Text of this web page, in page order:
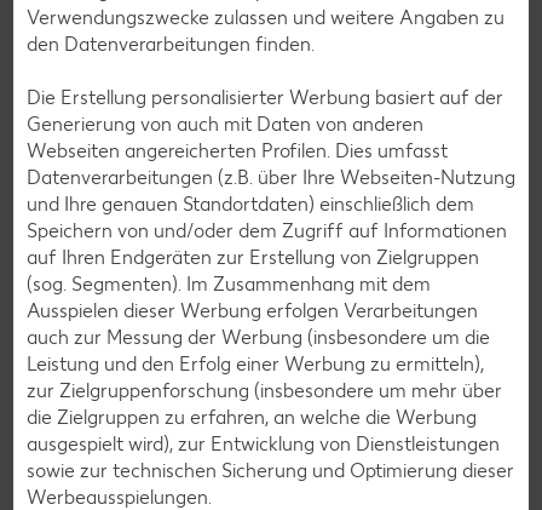
Smoothie-Rezepte
Cocktail-Rezepte
Avocado-Rezepte
Erdbeer-Rezepte
Blaubeer-Rezepte
Bananen-Rezepte
Zurück zu allen Rezepten
Verwendungszwecke zulassen und weitere Angaben zu
den Datenverarbeitungen finden.
Die Erstellung personalisierter Werbung basiert auf der
Generierung von auch mit Daten von anderen
Webseiten angereicherten Profilen. Dies umfasst
Datenverarbeitungen (z.B. über Ihre Webseiten-Nutzung
und Ihre genauen Standortdaten) einschließlich dem
Speichern von und/oder dem Zugriff auf Informationen
auf Ihren Endgeräten zur Erstellung von Zielgruppen
(sog. Segmenten). Im Zusammenhang mit dem
Ausspielen dieser Werbung erfolgen Verarbeitungen
auch zur Messung der Werbung (insbesondere um die
Leistung und den Erfolg einer Werbung zu ermitteln),
zur Zielgruppenforschung (insbesondere um mehr über
die Zielgruppen zu erfahren, an welche die Werbung
ausgespielt wird), zur Entwicklung von Dienstleistungen
sowie zur technischen Sicherung und Optimierung dieser
Werbeausspielungen.